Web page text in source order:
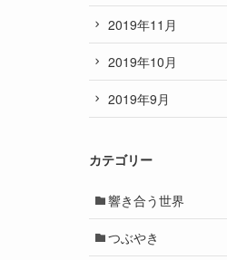
2019年11月
2019年10月
2019年9月
カテゴリー
響き合う世界
つぶやき